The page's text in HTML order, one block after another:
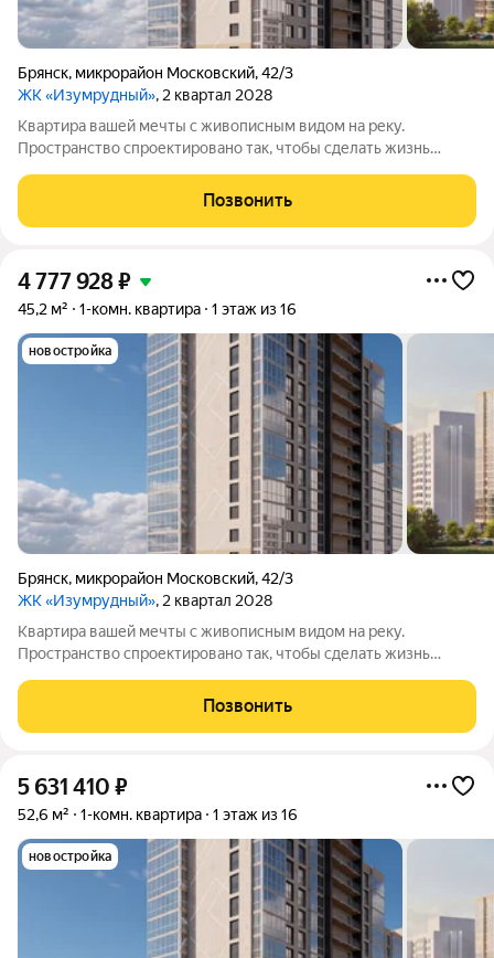
Брянск, микрорайон Московский,42/3
ЖК «Изумрудный», 2 квартал 2028
Квартира вашей мечты с живописным видом на реку.
Пространство спроектировано так, чтобы сделать жизнь
просторные квартиры: с удобной планировкой и большими
панорамными окнами. Подберите жильё,
Позвонить
4 777 928₽
45,2 м² 1-комн. квартира 1 этаж из 16
новостройка
Брянск, микрорайон Московский,42/3
ЖК «Изумрудный», 2 квартал 2028
Квартира вашей мечты с живописным видом на реку.
Пространство спроектировано так, чтобы сделать жизнь
просторные квартиры: с удобной планировкой и большими
панорамными окнами. Подберите вариант,
Позвонить
5 631 410 ₽
52,6 м² 1-комн. квартира 1 этаж из 16
новостройка